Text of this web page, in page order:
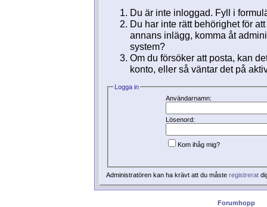
Du är inte inloggad. Fyll i
Du har inte rätt behörighet för
annans inlägg, komma åt
system?
Om du försöker att posta, kan
konto, eller så väntar det på
Logga in
Användarnamn:
Lösenord:
Kom ihåg mig?
Administratören kan ha krävt att du måste registrerat
Forumhopp